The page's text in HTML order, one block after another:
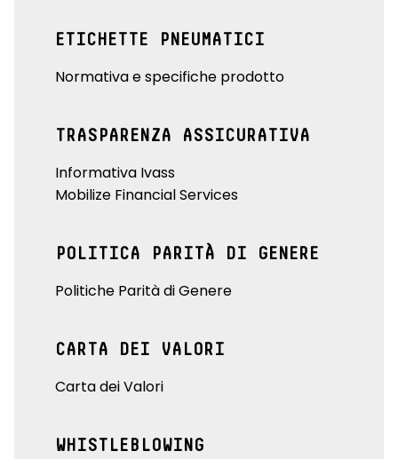
ETICHETTE PNEUMATICI
Normativa e specifiche prodotto
TRASPARENZA ASSICURATIVA
Informativa Ivass
Mobilize Financial Services
POLITICA PARITÀ DI GENERE
Politiche Parità di Genere
CARTA DEI VALORI
Carta dei Valori
WHISTLEBLOWING